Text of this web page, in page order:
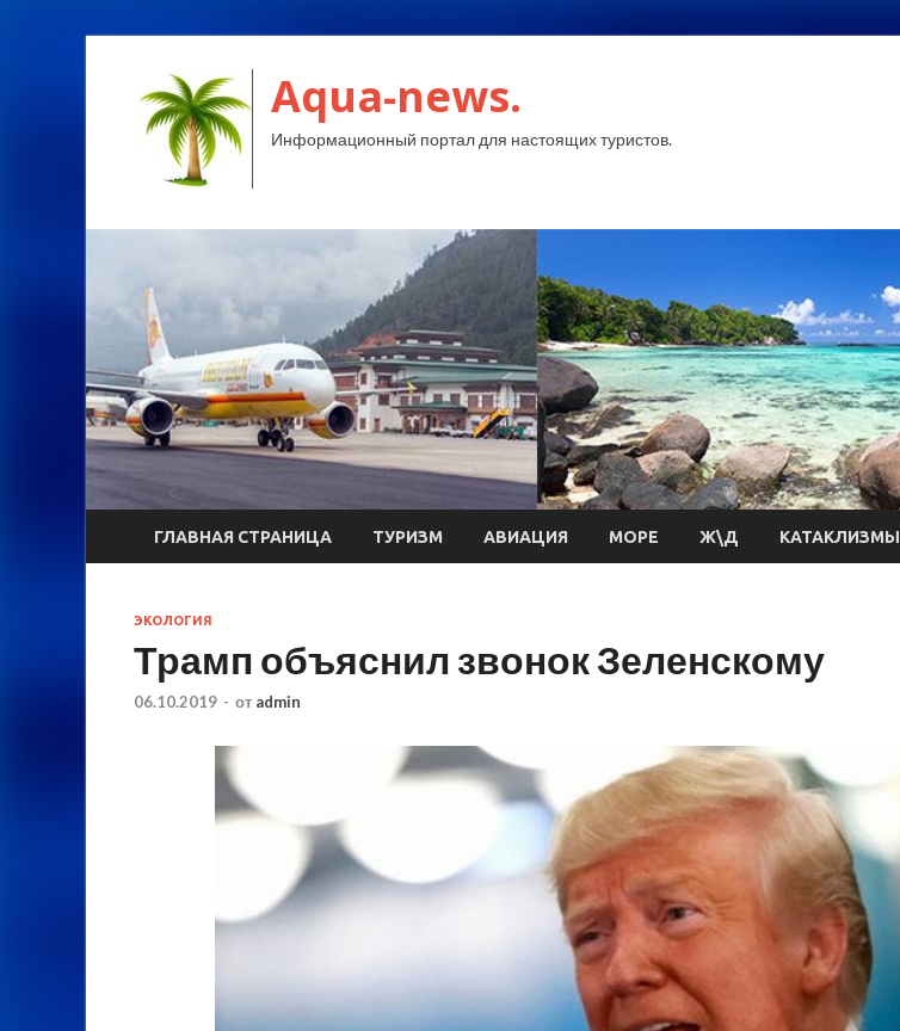
Aqua-news.
Информационный портал для настоящих туристов.
ГЛАВНАЯ СТРАНИЦА ТУРИЗМ АВИАЦИЯ МОРЕ Ж\Д КАТАКЛИЗМЫ
ЭКОЛОГИЯ
Трамп объяснил звонок Зеленскому
06.10.2019 - от admin